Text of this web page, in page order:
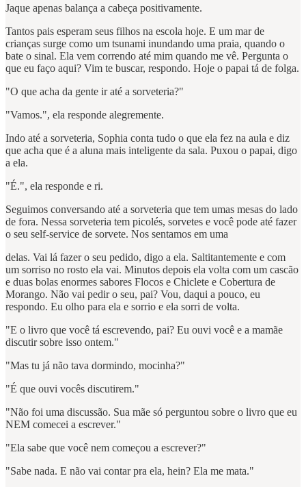
Jaque apenas balança a cabeça positivamente.
Tantos pais esperam seus filhos na escola hoje. E um mar de
crianças surge como um tsunami inundando uma praia, quando o
bate o sinal. Ela vem correndo até mim quando me vê. Pergunta o
que eu faço aqui? Vim te buscar, respondo. Hoje o papai tá de folga.
"O que acha da gente ir até a sorveteria?"
"Vamos.", ela responde alegremente.
Indo até a sorveteria, Sophia conta tudo o que ela fez na aula e diz
que acha que é a aluna mais inteligente da sala. Puxou o papai, digo
a ela.
"É.", ela responde e ri.
Seguimos conversando até a sorveteria que tem umas mesas do lado
de fora. Nessa sorveteria tem picolés, sorvetes e você pode até fazer
o seu self-service de sorvete. Nos sentamos em uma
delas. Vai lá fazer o seu pedido, digo a ela. Saltitantemente e com
um sorriso no rosto ela vai. Minutos depois ela volta com um cascão
e duas bolas enormes sabores Flocos e Chiclete e Cobertura de
Morango. Não vai pedir o seu, pai? Vou, daqui a pouco, eu
respondo. Eu olho para ela e sorrio e ela sorri de volta.
"E o livro que você tá escrevendo, pai? Eu ouvi você e a mamãe
discutir sobre isso ontem."
"Mas tu já não tava dormindo, mocinha?"
"É que ouvi vocês discutirem."
"Não foi uma discussão. Sua mãe só perguntou sobre o livro que eu
NEM comecei a escrever."
"Ela sabe que você nem começou a escrever?"
"Sabe nada. E não vai contar pra ela, hein? Ela me mata."